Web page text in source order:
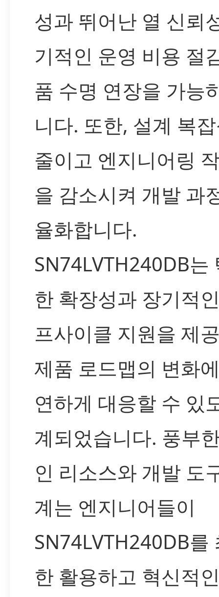
성과 뛰어난 열 신뢰
기적인 운영 비용 절
품 수명 연장을 가능
니다. 또한, 설계 복
줄이고 엔지니어링
을 감소시켜 개발 과
율화합니다.
SN74LVTH240DB는
한 확장성과 장기적
프사이클 지원을 제
제품 로드맵의 변화
연하게 대응할 수 있
계되었습니다. 풍부
인 리소스와 개발 도
계는 엔지니어들이
SN74LVTH240DB를
한 활용하고 혁신적